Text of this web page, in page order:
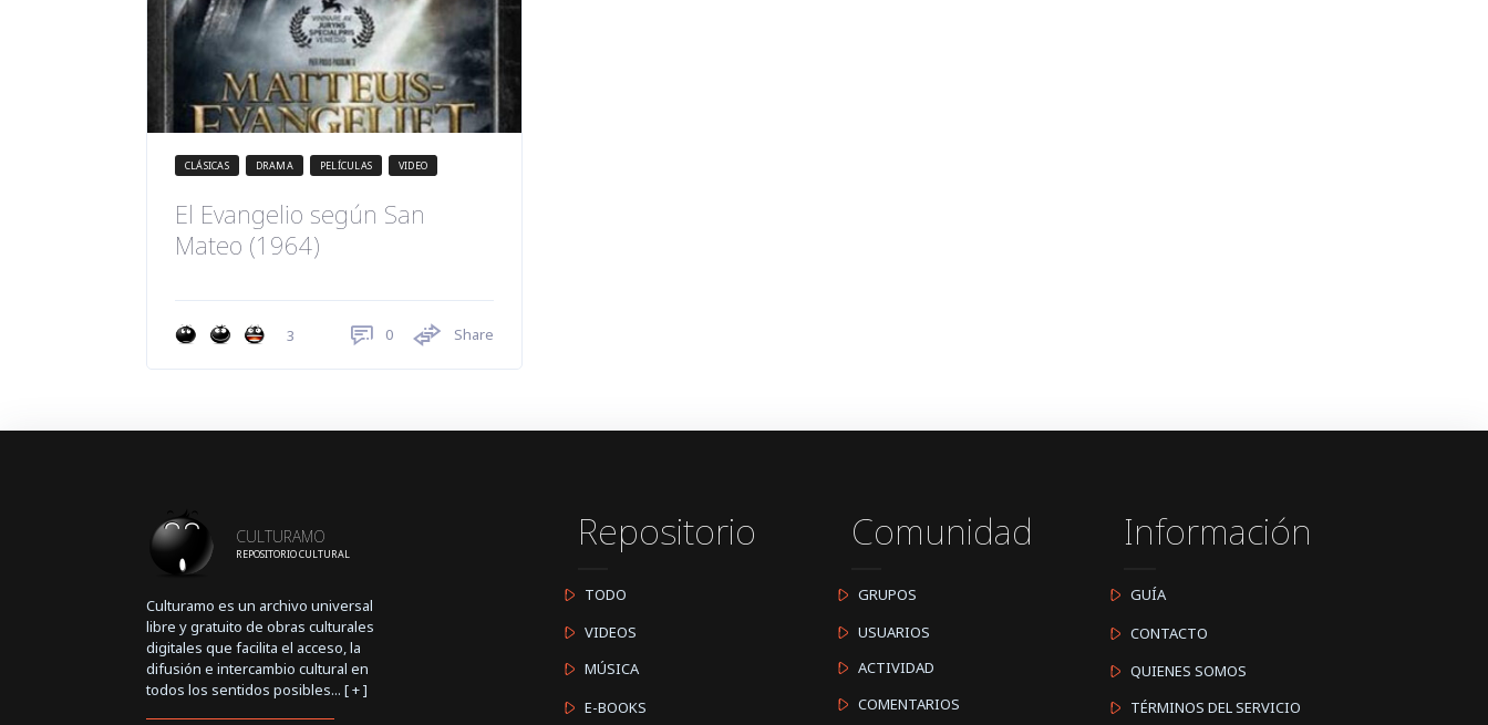
CLÁSICAS DRAMA PELÍCULAS VIDEO
El Evangelio según San
Mateo (1964)
3 0 Share
CULTURAMO
REPOSITORIO CULTURAL
Culturamo es un archivo universal
libre y gratuito de obras culturales
digitales que facilita el acceso, la
difusión e intercambio cultural en
todos los sentidos posibles... [+]
Repositorio
TODO
VIDEOS
MÚSICA
E-BOOKS
Comunidad
GRUPOS
USUARIOS
ACTIVIDAD
COMENTARIOS
Información
GUÍA
CONTACTO
QUIENES SOMOS
TÉRMINOS DEL SERVICIO